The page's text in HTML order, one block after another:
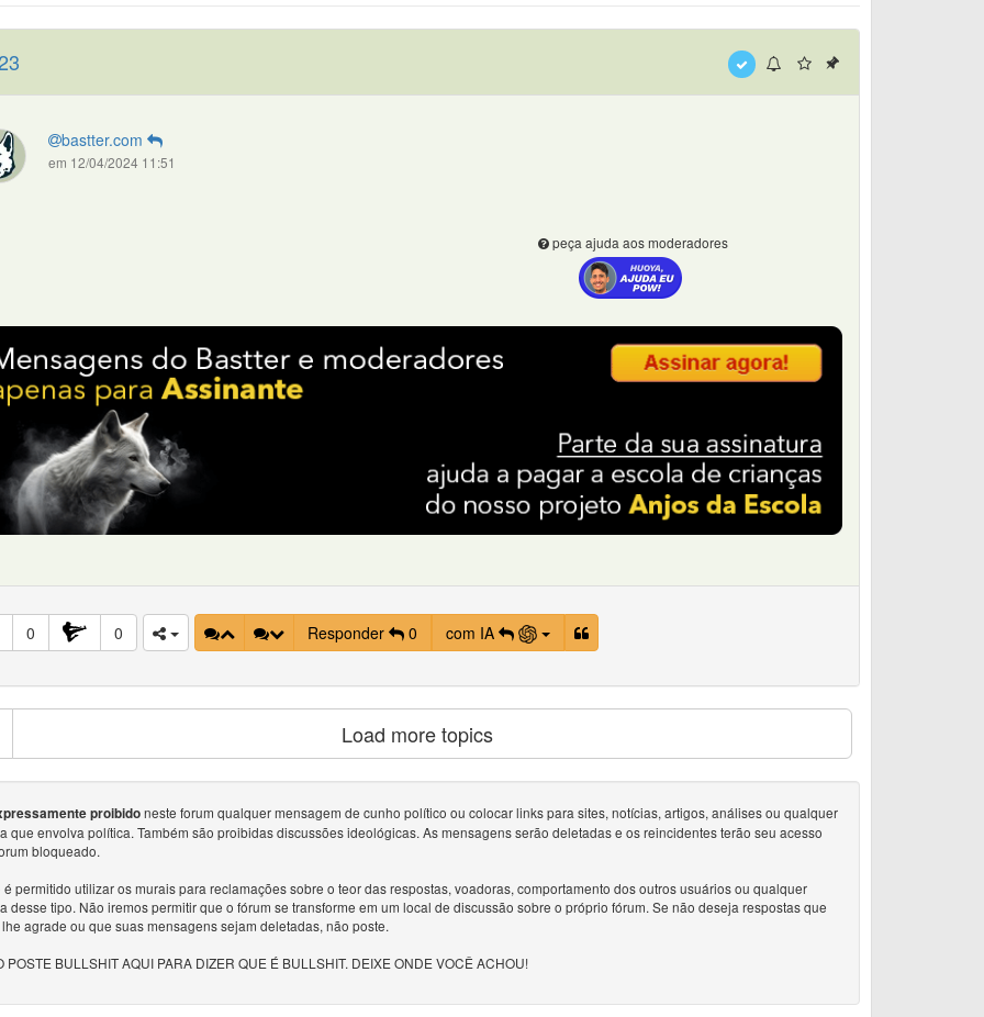
bastter.com
em 12/04/2024 11:51
peça ajuda aos moderadores
0 0 Responder 0 com IA
Load more topics
proibidoneste forum qualquer mensagem de cunho político ou colocar links para sites, notícias, artigos, análises ou qualquer
que envolva política. Também são proibidas discussões ideológicas. As mensagens serão deletadas e os reincidentes terão seu acesso
bloqueado.
é permitido utilizar os murais para reclamações sobre o teor das respostas, voadoras, comportamento dos outros usuários ou qualquer
desse tipo. Não iremos permitir que o fórum se transforme em um local de discussão sobre o próprio fórum. Se não deseja respostas que
agrade ou que suas mensagens sejam deletadas, não poste.
POSTE BULLSHIT AQUI PARA DIZER QUE É BULLSHIT. DEIXE ONDE VOCÊ ACHOU!